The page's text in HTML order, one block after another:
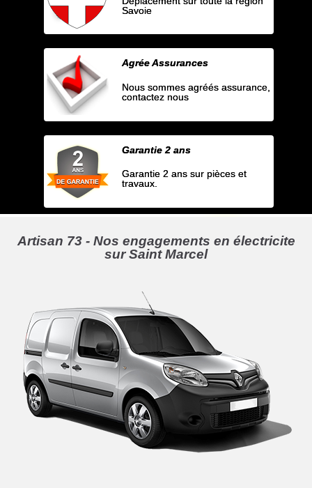
Savoie
Agrée Assurances
Nous sommes agréés assurance,
contactez nous
Garantie 2 ans
Garantie 2 ans sur pièces et
travaux.
Artisan 73 - Nos engagements en électricite
sur Saint Marcel